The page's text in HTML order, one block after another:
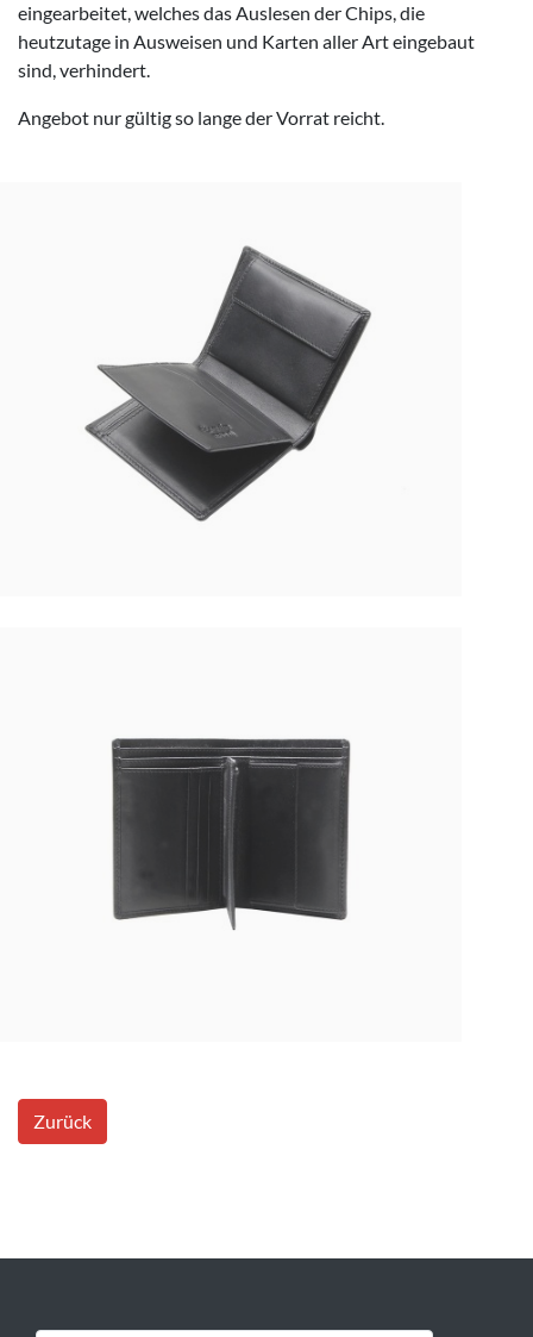
eingearbeitet, welches das Auslesen der Chips, die
heutzutage in Ausweisen und Karten aller Art eingebaut
sind, verhindert.
Angebot nur gültig so lange der Vorrat reicht.
Zurück